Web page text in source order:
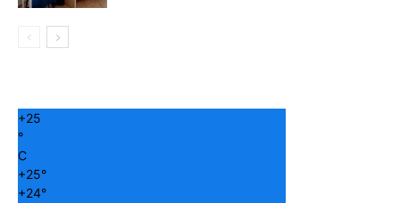
+25
°
C
+25°
+24°